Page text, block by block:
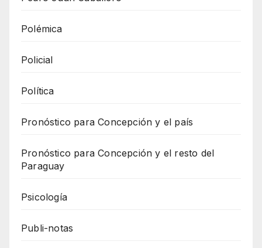
Polémica
Policial
Política
Pronóstico para Concepción y el país
Pronóstico para Concepción y el resto del
Paraguay
Psicología
Publi-notas